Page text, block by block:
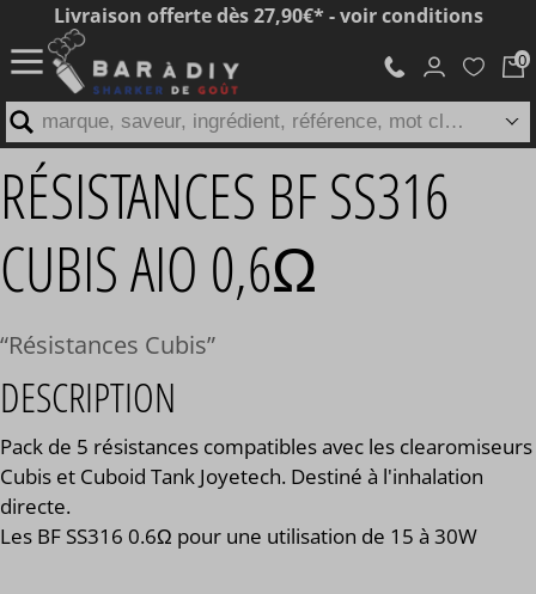
RÉSISTANCES BF SS316
CUBIS AIO 0,6Ω
Résistances Cubis
DESCRIPTION
Pack de 5 résistances compatibles avec les clearomiseurs
Cubis et Cuboid Tank Joyetech. Destiné à l'inhalation
directe.
Les BF SS316 0.6Ω pour une utilisation de 15 à 30W
Livraison offerte dès 27,90€* - voir conditions
marque, saveur, ingrédient, référence, mot clé...